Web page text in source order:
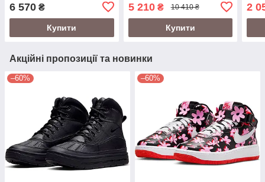
6 570 ₴
Купити
5 210₴ 10 410 ₴
Купити
2
Акційні пропозиції та новинки
–60% –60%